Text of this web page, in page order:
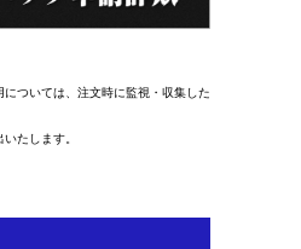
ついては、注文時に監視・収集した
たします。